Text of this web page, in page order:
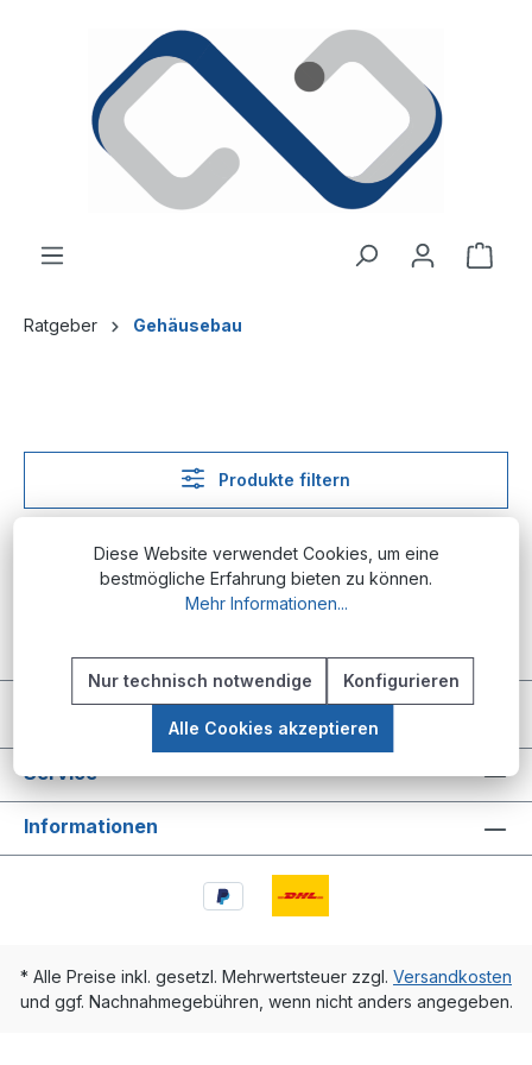
Ratgeber Gehäusebau
Produkte filtern
Keine Produkte gefunden.
Service
Informationen
* Alle Preise inkl. gesetzl. Mehrwertsteuer zzgl. Versandkosten
und ggf. Nachnahmegebühren, wenn nicht anders angegeben.
Diese Website verwendet Cookies, um eine
bestmögliche Erfahrung bieten zu können.
Mehr Informationen...
Nur technisch notwendige Konfigurieren
Alle Cookies akzeptieren